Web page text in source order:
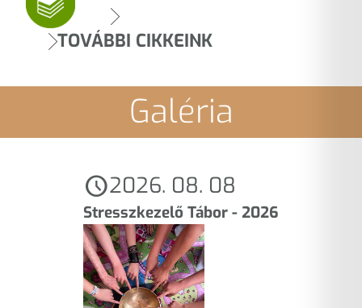
TOVÁBBI CIKKEINK
Galéria
schedule2026. 08. 08
Stresszkezelő Tábor - 2026